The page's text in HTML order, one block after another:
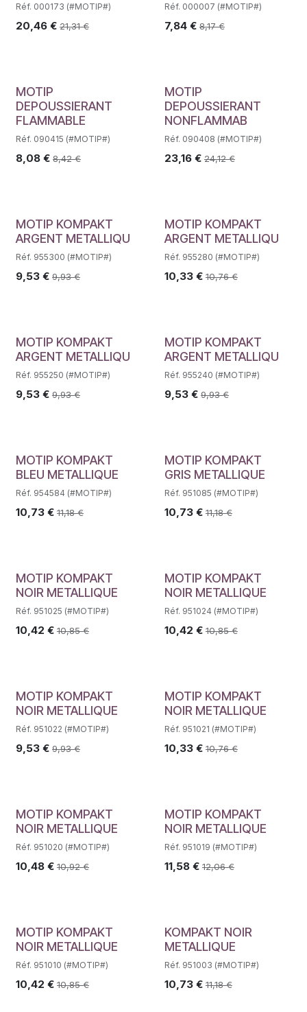
Réf. 000173 (#MOTIP#)
20,46 € 21,31€
Réf. 000007 (#MOTIP#)
7,84€ 8,17€
MOTIP
DEPOUSSIERANT
FLAMMABLE
Réf. 090415 (#MOTIP#)
8,08 € 8,42€
MOTIP
DEPOUSSIERANT
NONFLAMMAB
Réf. 090408 (#MOTIP#)
23,16€ 24,12€
MOTIP KOMPAKT
ARGENT METALLIQU
Réf. 955300 (#MOTIP#)
9,53 € 9,93€
MOTIP KOMPAKT
ARGENT METALLIQU
Réf. 955280 (#MOTIP#)
10,33€ 10,76€
MOTIP KOMPAKT
ARGENT METALLIQU
Réf. 955250 (#MOTIP#)
9,53 € 9,93€
MOTIP KOMPAKT
ARGENT METALLIQU
Réf. 955240 (#MOTIP#)
9,53€ 9,93€
MOTIP KOMPAKT
BLEU METALLIQUE
Réf. 954584 (#MOTIP#)
10,73 € 11,18€
MOTIP KOMPAKT
GRIS METALLIQUE
Réf. 951085 (#MOTIP#)
10,73€ 11,18€
MOTIP KOMPAKT
NOIR METALLIQUE
Réf. 951025 (#MOTIP#)
10,42 € 10,85€
MOTIP KOMPAKT
NOIR METALLIQUE
Réf. 951024 (#MOTIP#)
10,42 € 10,85€
MOTIP KOMPAKT
NOIR METALLIQUE
Réf. 951022 (#MOTIP#)
9,53 € 9,93€
MOTIP KOMPAKT
NOIR METALLIQUE
Réf. 951021 (#MOTIP#)
10,33€ 10,76€
MOTIP KOMPAKT
NOIR METALLIQUE
Réf. 951020 (#MOTIP#)
10,48 € 10,92€
MOTIP KOMPAKT
NOIR METALLIQUE
Réf. 951019 (#MOTIP#)
11,58€ 12,06€
MOTIP KOMPAKT
NOIR METALLIQUE
Réf. 951010 (#MOTIP#)
10,42 € 10,85€
KOMPAKT NOIR
METALLIQUE
Réf. 951003 (#MOTIP#)
10,73€ 11,18€